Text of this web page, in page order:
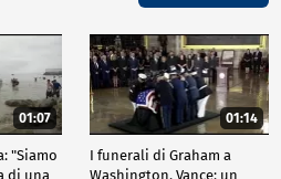
01:07
"Siamo
di una
01:14
I funerali di Graham a
Washington. Vance: un